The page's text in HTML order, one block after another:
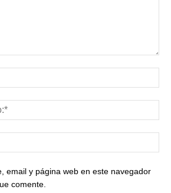
email y página web en este navegador
comente.